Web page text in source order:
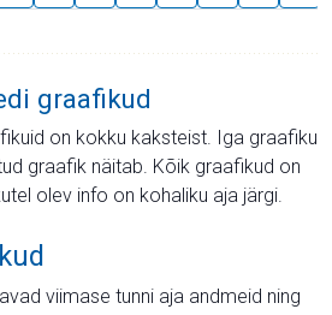
graafikud
on kokku kaksteist. Iga graafiku
graafik näitab. Kõik graafikud on
olev info on kohaliku aja järgi.
viimase tunni aja andmeid ning